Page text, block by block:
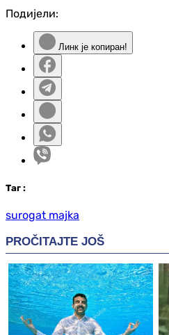
Подијели:
Линк је копиран!
Таг :
surogat majka